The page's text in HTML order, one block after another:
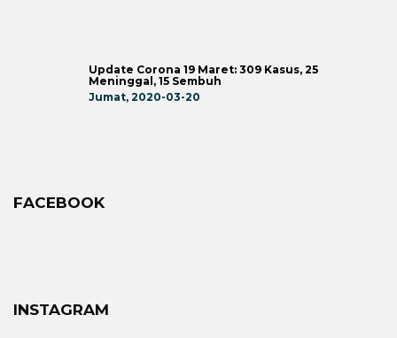
Update Corona 19 Maret: 309 Kasus, 25
Meninggal, 15 Sembuh
Jumat, 2020-03-20
FACEBOOK
INSTAGRAM